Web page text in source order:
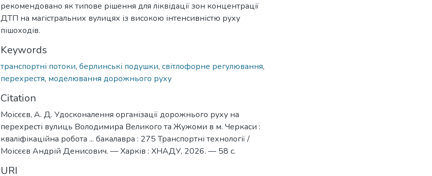
рекомендовано як типове рішення для ліквідації зон концентрації
ДТП на магістральних вулицях із високою інтенсивністю руху
пішоходів.
Keywords
транспортні потоки, берлинські подушки, світлофорне регулювання,
перехрестя, моделювання дорожнього руху
Citation
Моісєєв, А. Д. Удосконалення організації дорожнього руху на
перехресті вулиць Володимира Великого та Жужоми в м. Черкаси :
кваліфікаційна робота ... бакалавра : 275 Транспортні технології /
Моісєєв Андрій Денисович. — Харків : ХНАДУ, 2026. — 58 с.
URI